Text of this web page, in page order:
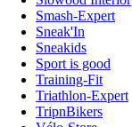
Smash-Expert
Sneak'In
Sneakids
Sport is good
Training-Fit
Triathlon-Expert
TripnBikers